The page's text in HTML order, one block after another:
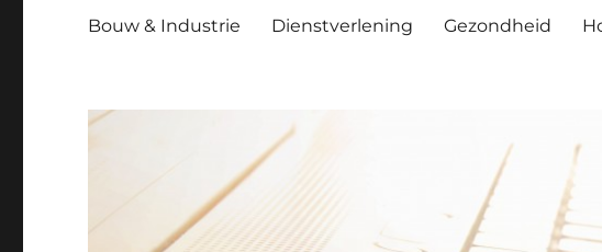
Bouw & Industrie Dienstverlening Gezondheid